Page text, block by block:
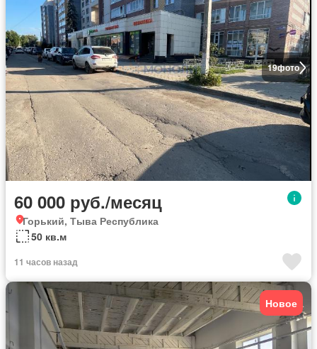
19фото
60 000 руб./месяц
Горький, Тыва Республика
50 кв.м
11 часов назад
Новое